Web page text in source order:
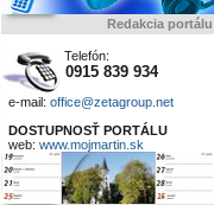
Redakcia portálu
Telefón:
0915 839 934
e-mail: office@zetagroup.net
DOSTUPNOSŤ PORTÁLU
web: www.mojmartin.sk